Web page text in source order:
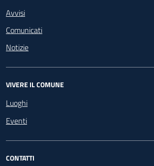
Avvisi
Comunicati
Notizie
VIVERE IL COMUNE
Luoghi
Eventi
CONTATTI